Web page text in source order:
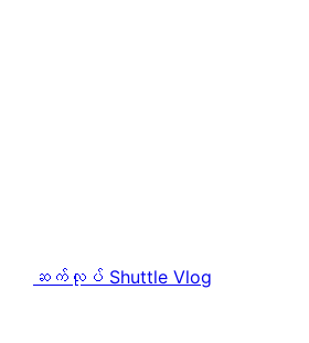
ဆက်လုပ် Shuttle Vlog